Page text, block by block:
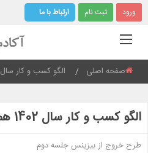
ورود ثبت نام ارتباط با ما
Current:
الگو کسب و کار سال 1402 هم دیگر قابل اجرا نیست صفحه اصلی
الگو کسب و کار سال 1402 هم دیگر قابل اجرا نیست
طرح خروج از بیزینس جلسه دوم